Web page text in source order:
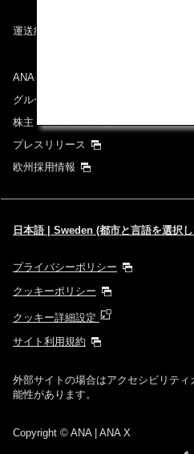
運送約款
ANAグループについて
グループ企業一覧
株主・投資家情報
プレスリリース
欧州採用情報
日本語 | Sweden (都市と言語を選択
プライバシーポリシー
クッキーポリシー
クッキー詳細設定
サイト利用規約
外部サイトの場合はアクセシビリテ
能性があります。
Copyright © ANA | ANA X